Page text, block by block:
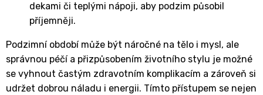
dekami či teplými nápoji, aby podzim působil
příjemněji.
Podzimní období může být náročné na tělo i mysl, ale
správnou péčí a přizpůsobením životního stylu je možné
se vyhnout častým zdravotním komplikacím a zároveň si
udržet dobrou náladu i energii. Tímto přístupem se nejen